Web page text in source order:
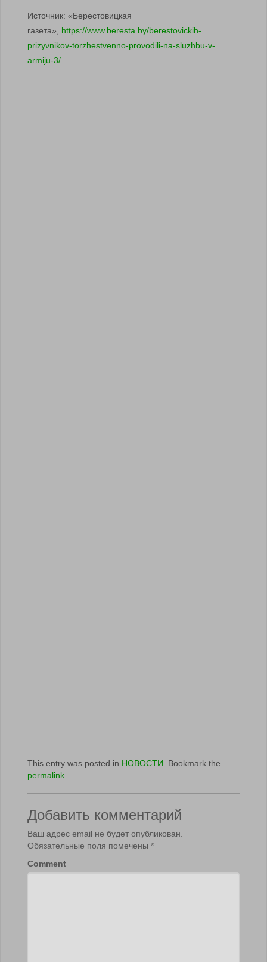
Источник: «Берестовицкая
газета», https://www.beresta.by/berestovickih-
prizyvnikov-torzhestvenno-provodili-na-sluzhbu-v-
armiju-3/
This entry was posted in НОВОСТИ . Bookmark the
permalink
Добавить комментарий
Ваш адрес email не будет опубликован.
Обязательные поля помечены *
Comment